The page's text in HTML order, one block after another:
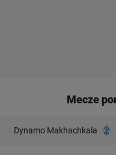
Mecze
Dynamo Makhachkala